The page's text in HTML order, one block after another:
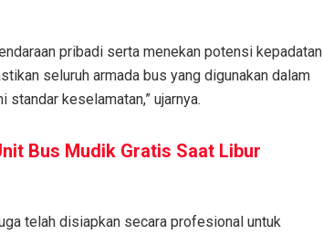
pribadi serta menekan potensi kepadatan
seluruh armada bus yang digunakan dalam
keselamatan,” ujarnya.
Bus Mudik Gratis Saat Libur
telah disiapkan secara profesional untuk